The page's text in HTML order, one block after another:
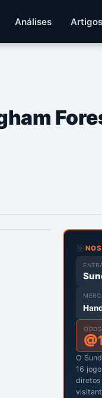
Análises Artigos
🎯
ODDS
@
O
16